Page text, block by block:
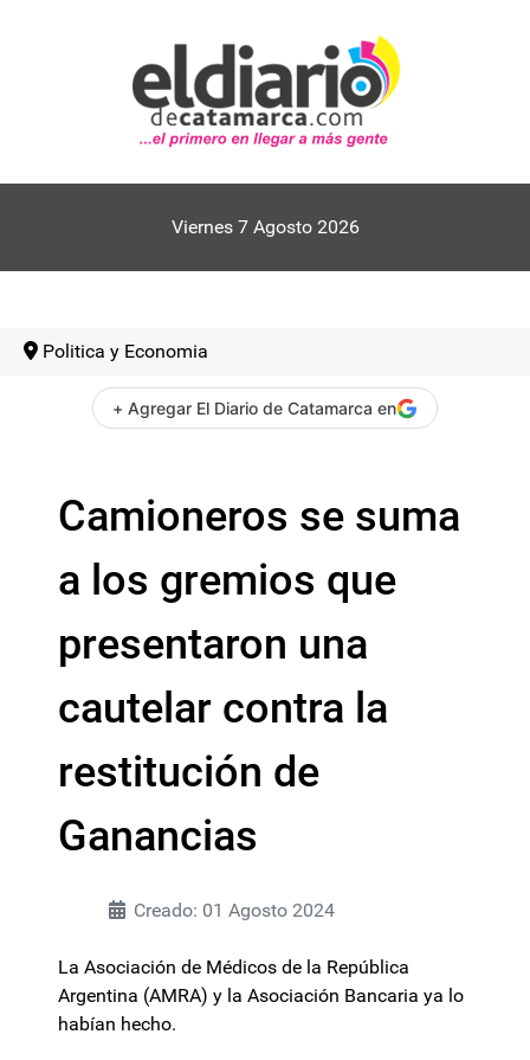
Viernes 7 Agosto 2026
Politica y Economia
+ Agregar El Diario de Catamarca en
Camioneros se suma
a los gremios que
presentaron una
cautelar contra la
restitución de
Ganancias
Creado: 01 Agosto 2024
La Asociación de Médicos de la República
Argentina (AMRA) y la Asociación Bancaria ya lo
habían hecho.